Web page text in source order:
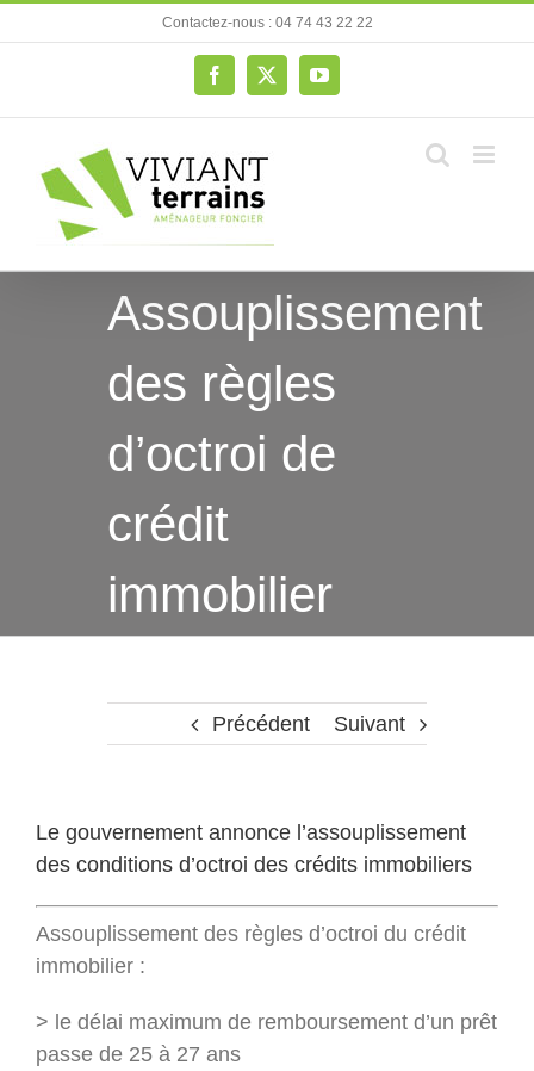
au
Contactez-nous : 04 74 43 22 22
Facebook
X YouTube
Assouplissement
des règles
d’octroi de
crédit
immobilier
Précédent Suivant
Le gouvernement annonce l’assouplissement
des conditions d’octroi des crédits immobiliers
Assouplissement des règles d’octroi du crédit
immobilier :
> le délai maximum de remboursement d’un prêt
passe de 25 à 27 ans